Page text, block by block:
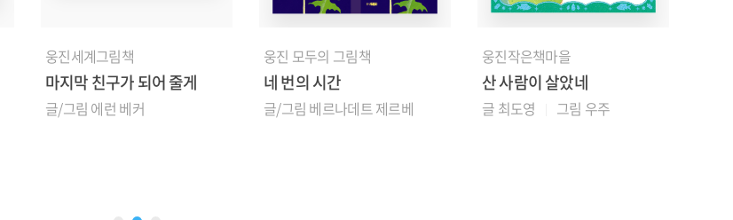
웅진세계그림책
마지막 친구가 되어 줄게
글/그림 에런 베커
웅진 모두의 그림책
네 번의 시간
글/그림 베르나데트 제르베
웅진작은책마을
산 사람이 살았네
글 최도영 그림 우주